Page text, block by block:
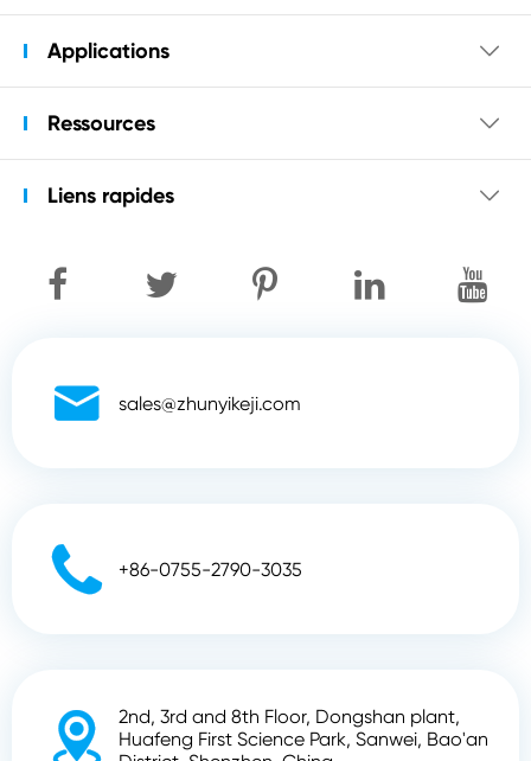
Applications 
Ressources 
Liens rapides 
 sales@zhunyikeji.com
 +86-0755-2790-3035

2nd, 3rd and 8th Floor, Dongshan plant,
Huafeng First Science Park, Sanwei, Bao'an